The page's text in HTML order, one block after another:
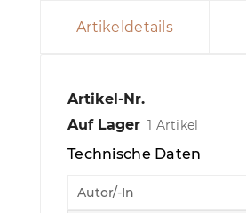
Artikeldetails
Artikel-Nr.
Auf Lager 1 Artikel
Technische Daten
Autor/-In